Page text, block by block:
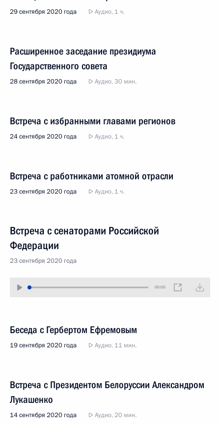
29 сентября 2020 года Аудио, 1 ч.
Расширенное заседание президиума
Государственного совета
28 сентября 2020 года Аудио, 30 мин.
Встреча с избранными главами регионов
24 сентября 2020 года Аудио, 1 ч.
Встреча с работниками атомной отрасли
23 сентября 2020 года Аудио, 1 ч.
Встреча с сенаторами Российской
Федерации
23 сентября 2020 года
00:00
Беседа с Гербертом Ефремовым
19 сентября 2020 года Аудио, 11 мин.
Встреча с Президентом Белоруссии Александром
Лукашенко
14 сентября 2020 года Аудио, 20 мин.